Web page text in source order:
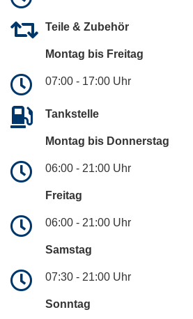
Teile & Zubehör
Montag bis Freitag
07:00 - 17:00 Uhr
Tankstelle
Montag bis Donnerstag
06:00 - 21:00 Uhr
Freitag
06:00 - 21:00 Uhr
Samstag
07:30 - 21:00 Uhr
Sonntag